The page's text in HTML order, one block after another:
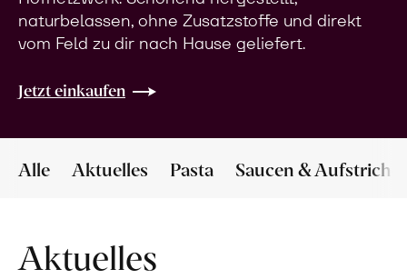
naturbelassen, ohne Zusatzstoffe und direkt
vom Feld zu dir nach Hause geliefert.
Jetzt einkaufen
Alle Aktuelles Pasta Saucen & Aufstriche
Aktuelles